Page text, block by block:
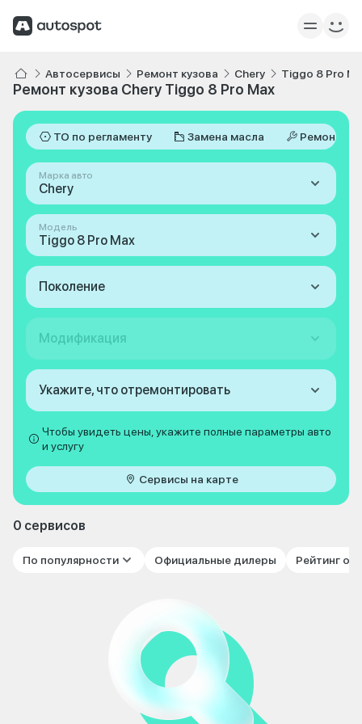
Автосервисы Ремонт кузова Chery Tiggo 8 Pro
Ремонт кузова Chery Tiggo 8 Pro Max
ТО по регламенту Замена масла Ремонт
Марка авто
Chery
Модель
Tiggo 8 Pro Max
Поколение
Модификация
Укажите, что отремонтировать
Чтобы увидеть цены, укажите полные параметры авто
и услугу
Сервисы на карте
0 сервисов
По популярности Официальные дилеры Рейтинг